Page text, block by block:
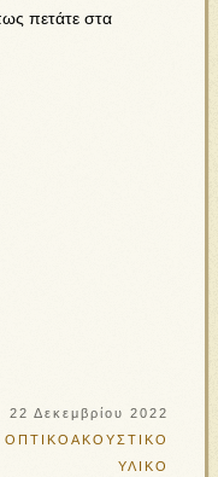
πετάτε στα
22 Δεκεμβρίου 2022
ΟΠΤΙΚΟΑΚΟΥΣΤΙΚΟ
ΥΛΙΚΟ